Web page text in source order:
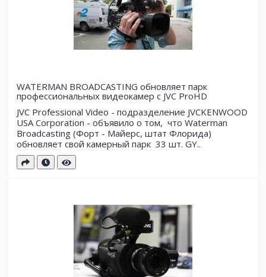
WATERMAN BROADCASTING обновляет парк
профессиональных видеокамер с JVC ProHD
JVC Professional Video - подразделение JVCKENWOOD
USA Corporation - объявило о том, что Waterman
Broadcasting (Форт - Майерс, штат Флорида)
обновляет свой ​​камерный парк 33 шт. GY..